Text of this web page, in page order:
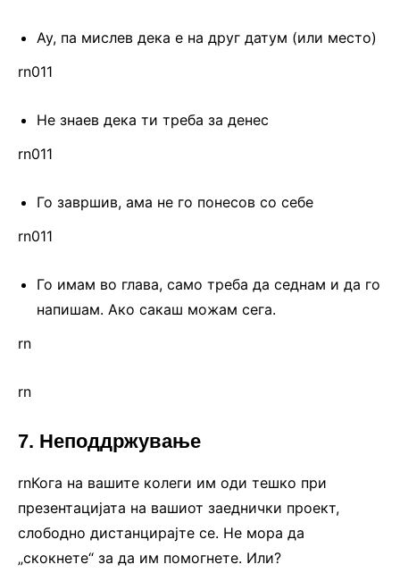
Ау, па мислев дека е на друг датум (или место)
rn011
Не знаев дека ти треба за денес
rn011
Го завршив, ама не го понесов со себе
rn011
Го имам во глава, само треба да седнам и да го
напишам. Ако сакаш можам сега.
rn
rn
7. Неподдржување
rnКога на вашите колеги им оди тешко при
презентацијата на вашиот заеднички проект,
слободно дистанцирајте се. Не мора да
„скокнете“ за да им помогнете. Или?